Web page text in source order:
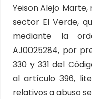
Yeison Alejo
sector El Verde,
mediante la
AJ0025284, por
330 y 331 del
al artículo 396,
relativos a abuso